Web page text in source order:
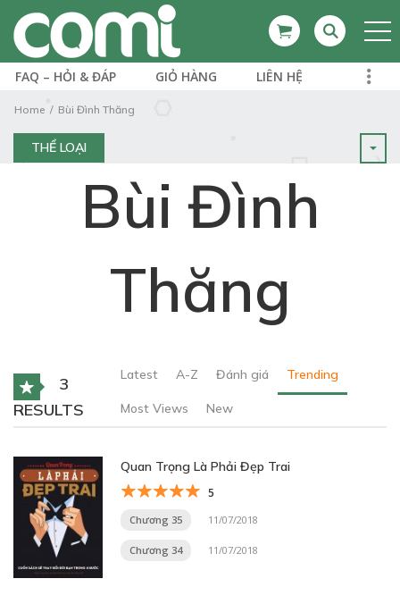
FAQ – HỎI & ĐÁP GIỎ HÀNG LIÊN HỆ
Home Bùi Đình Thăng
THỂ LOẠI
Bùi Đình
Thăng
3
RESULTS
Latest A-Z Đánh giá Trending
Most Views New
Quan Trọng Là Phải Đẹp Trai
5
Chương 35 11/07/2018
Chương 34 11/07/2018